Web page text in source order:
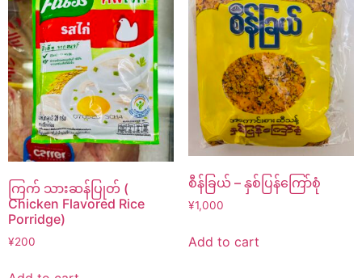
ကြက် သားဆန်ပြုတ် (
Chicken Flavored Rice
Porridge)
¥200
စီန်ခြယ် – နှစ်ပြန်ကြော်စုံ
¥1,000
Add to cart